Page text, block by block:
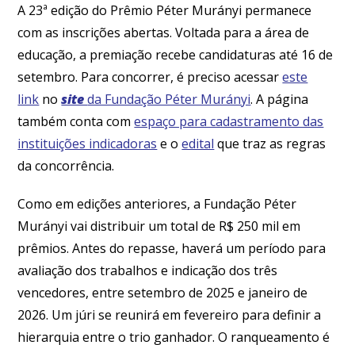
A 23ª edição do Prêmio Péter Murányi permanece
com as inscrições abertas. Voltada para a área de
educação, a premiação recebe candidaturas até 16 de
setembro. Para concorrer, é preciso acessareste
link nositeda Fundação Péter Murányi. A página
também conta comespaço para cadastramento das
instituições indicadoras e oedital que traz as regras
da concorrência.
Como em edições anteriores, a Fundação Péter
Murányi vai distribuir um total de R$ 250 mil em
prêmios. Antes do repasse, haverá um período para
avaliação dos trabalhos e indicação dos três
vencedores, entre setembro de 2025 e janeiro de
2026. Um júri se reunirá em fevereiro para definir a
hierarquia entre o trio ganhador. O ranqueamento é